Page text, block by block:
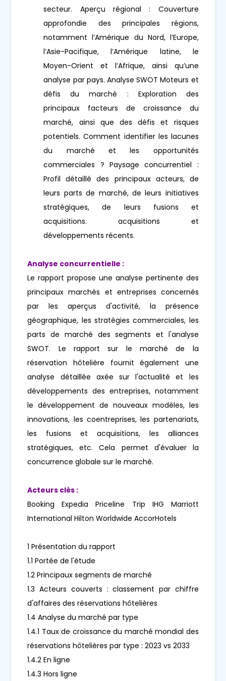
secteur. Aperçu régional : Couverture
approfondie des principales régions,
notamment l’Amérique du Nord, l’Europe,
l’Asie-Pacifique, l’Amérique latine, le
Moyen-Orient et l’Afrique, ainsi qu’une
analyse par pays. Analyse SWOT Moteurs et
défis du marché : Exploration des
principaux facteurs de croissance du
marché, ainsi que des défis et risques
potentiels. Comment identifier les lacunes
du marché et les opportunités
commerciales ? Paysage concurrentiel :
Profil détaillé des principaux acteurs, de
leurs parts de marché, de leurs initiatives
stratégiques, de leurs fusions et
acquisitions. acquisitions et
développements récents.
Analyse concurrentielle :
Le rapport propose une analyse pertinente des
principaux marchés et entreprises concernés
par les aperçus d'activité, la présence
géographique, les stratégies commerciales, les
parts de marché des segments et l'analyse
SWOT. Le rapport sur le marché de la
réservation hôtelière fournit également une
analyse détaillée axée sur l'actualité et les
développements des entreprises, notamment
le développement de nouveaux modèles, les
innovations, les coentreprises, les partenariats,
les fusions et acquisitions, les alliances
stratégiques, etc. Cela permet d'évaluer la
concurrence globale sur le marché.
Acteurs clés :
Booking Expedia Priceline Trip IHG Marriott
International Hilton Worldwide AccorHotels
1 Présentation du rapport
1.1 Portée de l'étude
1.2 Principaux segments de marché
1.3 Acteurs couverts : classement par chiffre
d'affaires des réservations hôtelières
1.4 Analyse du marché par type
1.4.1 Taux de croissance du marché mondial des
réservations hôtelières par type : 2023 vs 2033
1.4.2 En ligne
1.4.3 Hors ligne